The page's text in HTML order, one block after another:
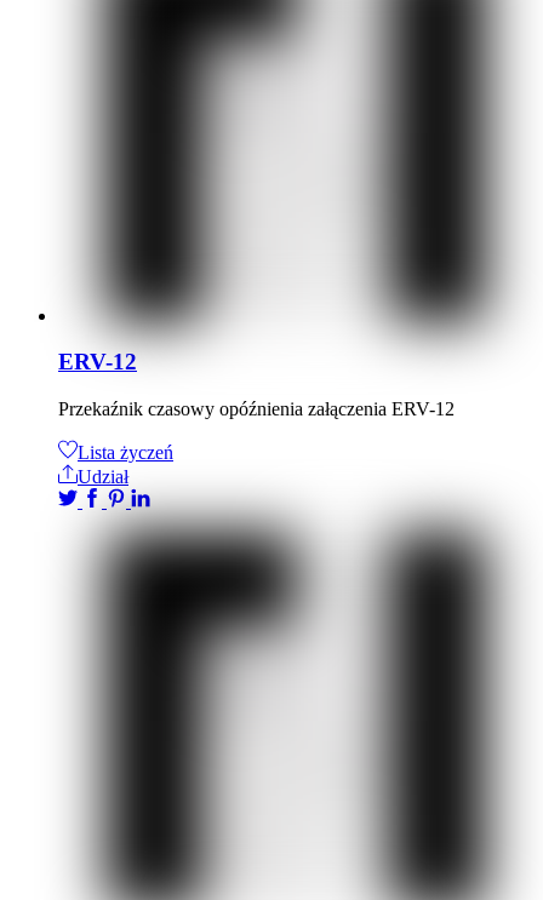
ERV-12
Przekaźnik czasowy opóźnienia załączenia ERV-12
Lista życzeń
Udział